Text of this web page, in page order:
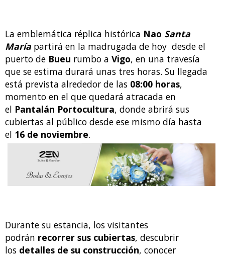
La emblemática réplica histórica Nao Santa
María partirá en la madrugada de hoy desde el
puerto de Bueu rumbo a Vigo, en una travesía
que se estima durará unas tres horas. Su llegada
está prevista alrededor de las 08:00 horas,
momento en el que quedará atracada en
el Pantalán Portocultura, donde abrirá sus
cubiertas al público desde ese mismo día hasta
el 16 de noviembre.
Durante su estancia, los visitantes
podrán recorrer sus cubiertas, descubrir
los detalles de su construcción, conocer